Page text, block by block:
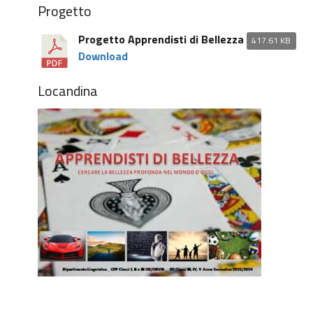
Progetto
Progetto Apprendisti di Bellezza 417.61 KB
Download
Locandina